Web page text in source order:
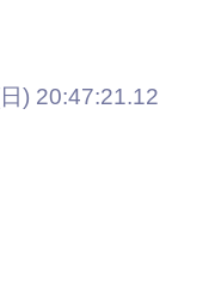
) 20:47:21.12